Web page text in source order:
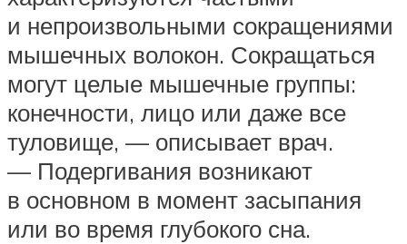
и непроизвольными сокращениями
мышечных волокон. Сокращаться
могут целые мышечные группы:
конечности, лицо или даже все
туловище, — описывает врач.
— Подергивания возникают
в основном в момент засыпания
или во время глубокого сна.